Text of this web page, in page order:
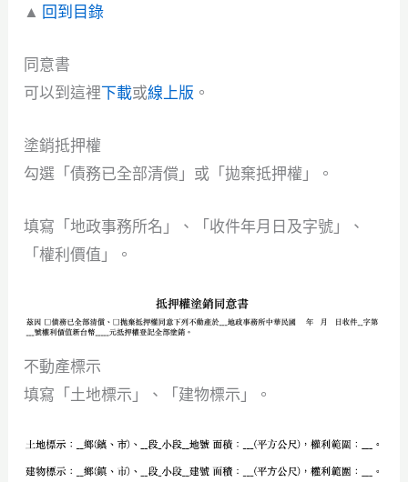
▲ 回到目錄
同意書
可以到這裡下載或線上版 。
塗銷抵押權
勾選「債務已全部清償」或「拋棄抵押權」。
填寫「地政事務所名」、「收件年月日及字號」、
「權利價值」。
不動產標示
填寫「土地標示」、「建物標示」。